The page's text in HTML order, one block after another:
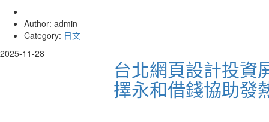
Author: admin
Category: 日文
2025-11-28
台北網頁設計投資
擇永和借錢協助發